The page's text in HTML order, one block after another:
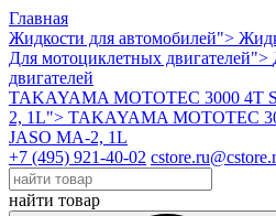
Главная
Жидкости для автомобилей">
Для мотоциклетных двигателей">
двигателей
TAKAYAMA MOTOTEC 3000 4T
2, 1L"> TAKAYAMA MOTOTEC
JASO MA-2, 1L
+7 (495) 921-40-02
найти товар